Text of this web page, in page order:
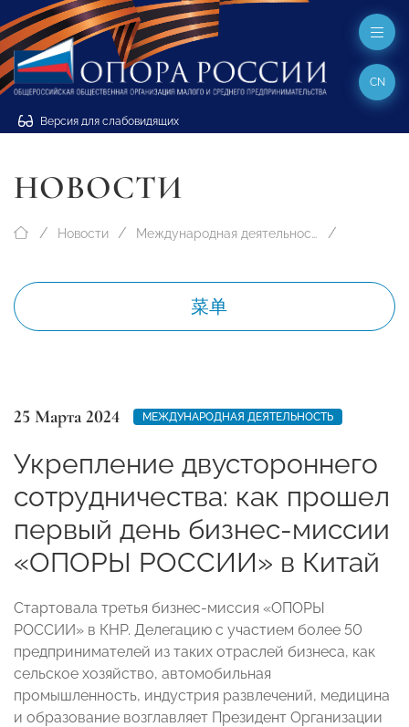
Версия для слабовидящих
CN
НОВОСТИ
Новости Международная деятельность
菜单
25 Марта 2024 МЕЖДУНАРОДНАЯ ДЕЯТЕЛЬНОСТЬ
Укрепление двустороннего
сотрудничества: как прошел
первый день бизнес-миссии
«ОПОРЫ РОССИИ» в Китай
Стартовала третья бизнес-миссия «ОПОРЫ
РОССИИ» в КНР. Делегацию с участием более 50
предпринимателей из таких отраслей бизнеса, как
сельское хозяйство, автомобильная
промышленность, индустрия развлечений, медицина
и образование возглавляет Президент Организации